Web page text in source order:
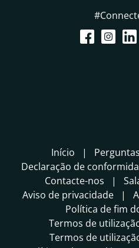
Início
Declaração de
Contacte-nos
Aviso de privacidade
Política de fim
Termos de
Termos de